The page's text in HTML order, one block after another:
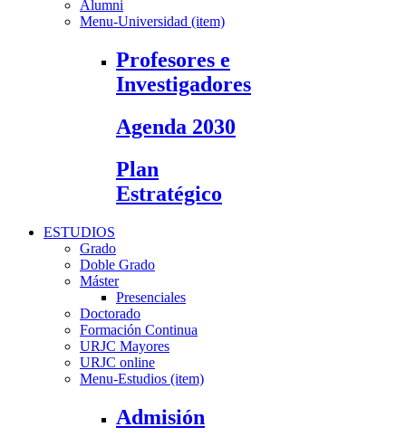
Alumni
Menu-Universidad (item)
Profesores e
Investigadores
Agenda 2030
Plan
Estratégico
ESTUDIOS
Grado
Doble Grado
Máster
Presenciales
Doctorado
Formación Continua
URJC Mayores
URJC online
Menu-Estudios (item)
Admisión